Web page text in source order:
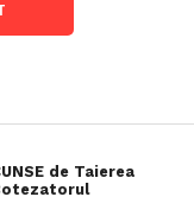
de Taierea